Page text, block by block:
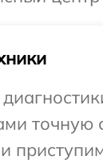
точную